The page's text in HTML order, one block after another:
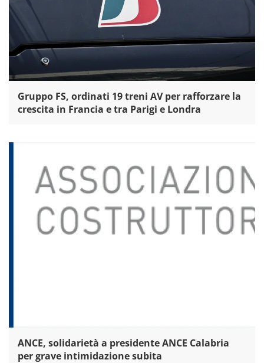
Gruppo FS, ordinati 19 treni AV per rafforzare la
crescita in Francia e tra Parigi e Londra
ANCE, solidarietà a presidente ANCE Calabria
per grave intimidazione subita